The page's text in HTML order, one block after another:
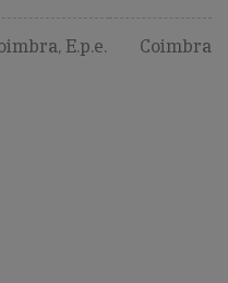
E.p.e. Coimbra